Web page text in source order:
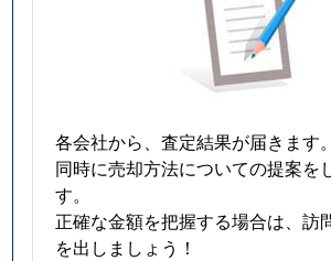
各会社から、査定結果が届きます。
同時に売却方法についての提案を
す。
正確な金額を把握する場合は、訪
を出しましょう！